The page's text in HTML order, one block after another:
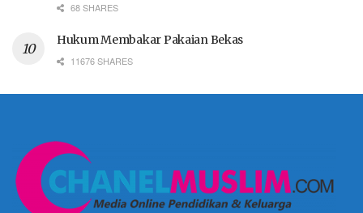
68 SHARES
Hukum Membakar Pakaian Bekas
11676 SHARES